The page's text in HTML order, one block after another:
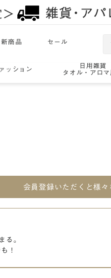
新商品 セール
ッション
日用雑貨
タオル・アロマ
会員登録いただくと様々
る。
！